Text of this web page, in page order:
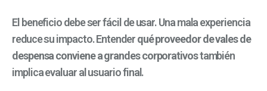
El beneficio debe ser fácil de usar. Una mala experiencia
reduce su impacto.Entenderqué proveedor de vales de
despensa conviene a grandes corporativostambién
implica evaluar al usuario final.